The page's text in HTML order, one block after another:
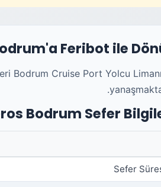
Feribot ile
Bodrum Cruise Port Yolcu
Bodrum Sefer
Sefer